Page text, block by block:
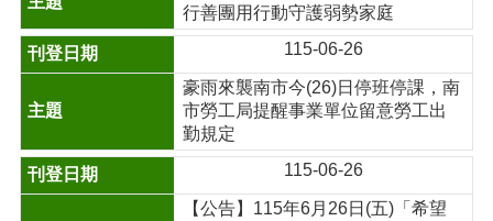
行善團用行動守護弱勢家庭
115-06-26
豪雨來襲南市今(26)日停班停課，南
市勞工局提醒事業單位留意勞工出
勤規定
115-06-26
【公告】115年6月26日(五)「希望